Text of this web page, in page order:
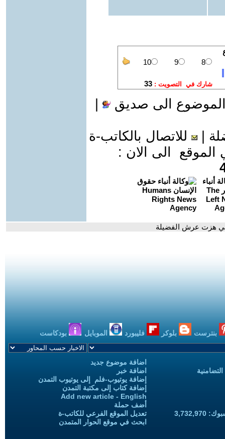
الى صديق
للاتصال بالكاتب-ة
الى الان :
هزت عرش الفضيلة
بنترست بلوكر فليبورد الموبايل بودكاست
اضافة موضوع جديد
اضافة خبر
إضافة يوتيوب-فلم إلى يوتيوب التمدن
إضافة كتاب إلى مكتبة التمدن
Add new article - English
أضف حملة
تعديل الموقع الفرعي للكاتب-ة
ابحث في موقع الحوار المتمدن